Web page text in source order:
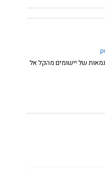
של יישומים מהקל אל